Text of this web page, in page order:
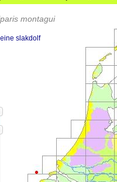
montagui
slakdolf